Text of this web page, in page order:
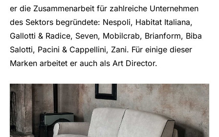
er die Zusammenarbeit für zahlreiche Unternehmen
des Sektors begründete: Nespoli, Habitat Italiana,
Gallotti & Radice, Seven, Mobilcrab, Brianform, Biba
Salotti, Pacini & Cappellini, Zani. Für einige dieser
Marken arbeitet er auch als Art Director.